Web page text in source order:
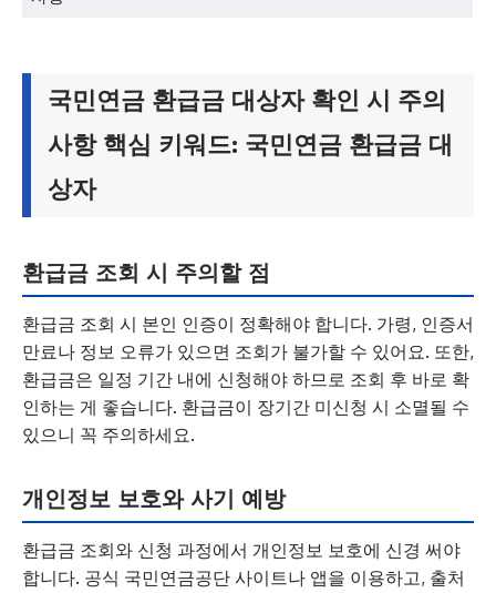
국민연금 환급금 대상자 확인 시 주의
사항 핵심 키워드: 국민연금 환급금 대
상자
환급금 조회 시 주의할 점
환급금 조회 시 본인 인증이 정확해야 합니다. 가령, 인증서
만료나 정보 오류가 있으면 조회가 불가할 수 있어요. 또한,
환급금은 일정 기간 내에 신청해야 하므로 조회 후 바로 확
인하는 게 좋습니다. 환급금이 장기간 미신청 시 소멸될 수
있으니 꼭 주의하세요.
개인정보 보호와 사기 예방
환급금 조회와 신청 과정에서 개인정보 보호에 신경 써야
합니다. 공식 국민연금공단 사이트나 앱을 이용하고, 출처